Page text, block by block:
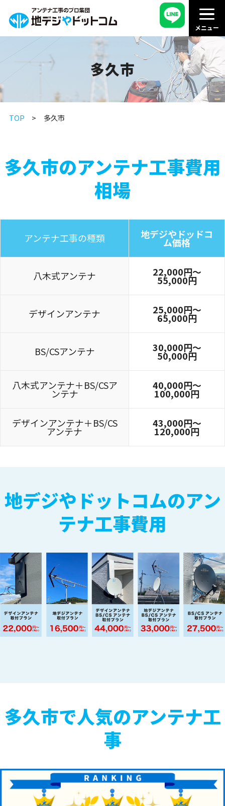
多久市
TOP 多久市
多久市のアンテナ工事費用
相場
アンテナ工事の種類 地デジやドッドコ
ム価格
八木式アンテナ 22,000円〜
55,000円
デザインアンテナ 25,000円〜
65,000円
BS/CSアンテナ 30,000円～
50,000円
八木式アンテナ＋BS/CSア
ンテナ
40,000円～
100,000円
デザインアンテナ＋BS/CS
アンテナ
43,000円～
120,000円
地デジやドットコムのアン
テナ工事費用
多久市で人気のアンテナ工
事